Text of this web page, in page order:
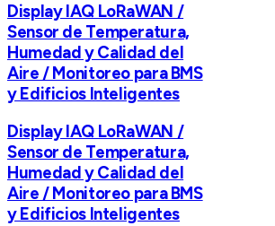
Display IAQ LoRaWAN /
Sensor de Temperatura,
Humedad y Calidad del
Aire / Monitoreo para BMS
y Edificios Inteligentes
Display IAQ LoRaWAN /
Sensor de Temperatura,
Humedad y Calidad del
Aire / Monitoreo para BMS
y Edificios Inteligentes